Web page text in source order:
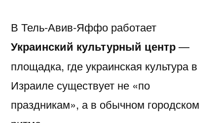
—
חשפניות
בישראל
בהלם
וכיצד
Israel…
While
You’re
Low-
Key
ערים
Google»
מודעות
ואבחון
בחיפה
В Тель-Авив-Яффо работает
Украинский культурный центр—
площадка, где украинская культура в
Израиле существует не «по
праздникам», а в обычном городском